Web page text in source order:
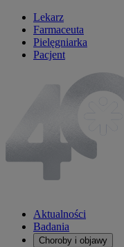
Lekarz
Farmaceuta
Pielęgniarka
Pacjent
Aktualności
Badania
Choroby i objawy